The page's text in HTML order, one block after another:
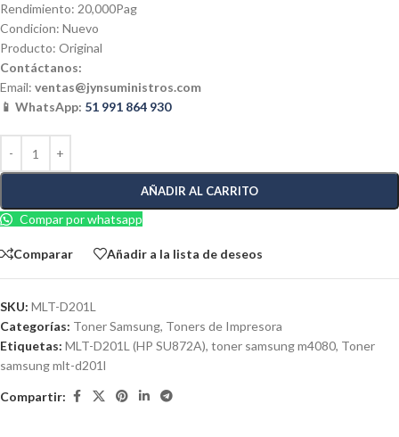
Rendimiento: 20,000Pag
Condicion: Nuevo
Producto: Original
Contáctanos:
Email: ventas@jynsuministros.com
📱 WhatsApp: 51 991 864 930
AÑADIR AL CARRITO
Compar por whatsapp
Comparar Añadir a la lista de deseos
SKU: MLT-D201L
Categorías: Toner Samsung, Toners de Impresora
Etiquetas: MLT-D201L (HP SU872A), toner samsung m4080, Toner
samsung mlt-d201l
Compartir: